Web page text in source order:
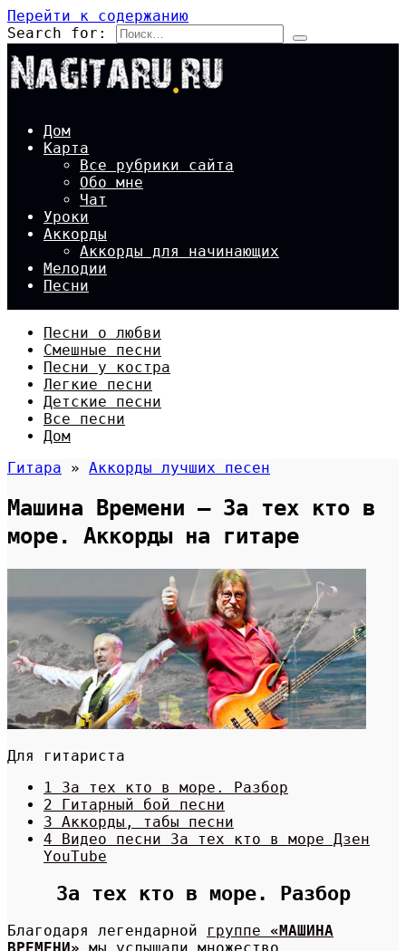
Перейти к содержанию
Search for:
Дом
Карта
Все рубрики сайта
Обо мне
Чат
Уроки
Аккорды
Аккорды для начинающих
Мелодии
Песни
Песни о любви
Смешные песни
Песни у костра
Легкие песни
Детские песни
Все песни
Дом
Гитара » Аккорды лучших песен
Машина Времени — За тех кто в
море. Аккорды на гитаре
Для гитариста
1 За тех кто в море. Разбор
2 Гитарный бой песни
3 Аккорды, табы песни
4 Видео песни За тех кто в море Дзен
YouTube
За тех кто в море. Разбор
Благодаря легендарной группе «МАШИНА